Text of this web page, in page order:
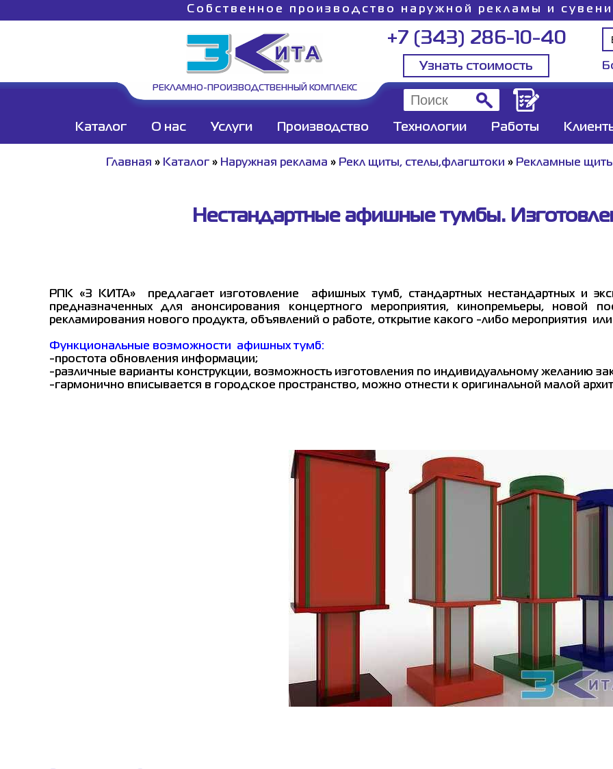
Собственное производство наружной рекламы и
РЕКЛАМНО-ПРОИЗВОДСТВЕННЫЙ КОМПЛЕКС
+7 (343) 286-10-40
Узнать стоимость
Каталог О нас Услуги Производство Технологии Работы
Главная » Каталог » Наружная реклама » Рекл щиты, стелы,флагштоки » Рекламные
Нестандартные афишные тумбы.
РПК «3 КИТА» предлагает изготовление афишных тумб, стандартных нестандартных и
предназначенных для анонсирования концертного мероприятия, кинопремьеры, новой
рекламирования нового продукта, объявлений о работе, открытие какого -либо мероприятия
Функциональные возможности афишных тумб:
-простота обновления информации;
-различные варианты конструкции, возможность изготовления по индивидуальному желанию
-гармонично вписывается в городское пространство, можно отнести к оригинальной малой